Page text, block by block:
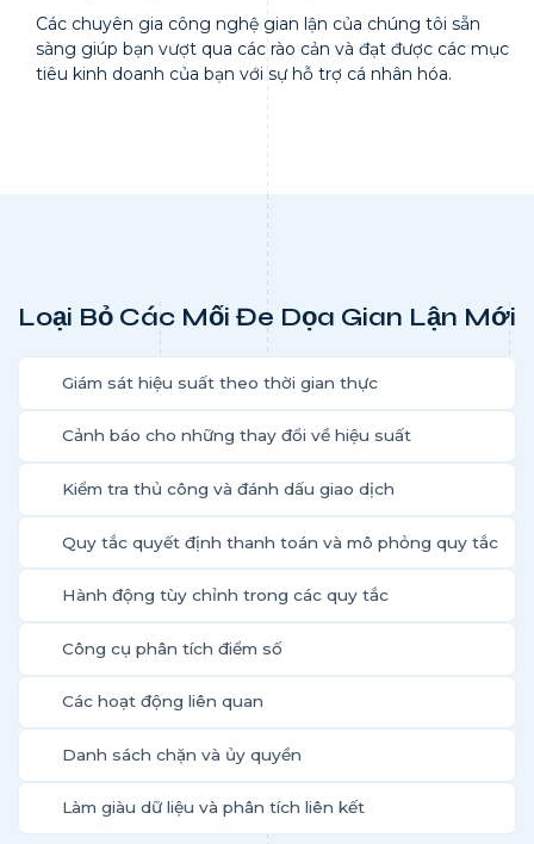
Các chuyên gia công nghệ gian lận của chúng tôi sẵn
sàng giúp bạn vượt qua các rào cản và đạt được các mục
tiêu kinh doanh của bạn với sự hỗ trợ cá nhân hóa.
Loại Bỏ Các Mối Đe Dọa Gian Lận Mới
Giám sát hiệu suất theo thời gian thực
Cảnh báo cho những thay đổi về hiệu suất
Kiểm tra thủ công và đánh dấu giao dịch
Quy tắc quyết định thanh toán và mô phỏng quy tắc
Hành động tùy chỉnh trong các quy tắc
Công cụ phân tích điểm số
Các hoạt động liên quan
Danh sách chặn và ủy quyền
Làm giàu dữ liệu và phân tích liên kết